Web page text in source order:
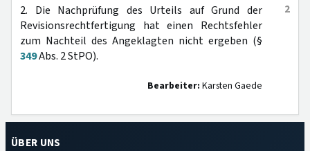
2
2. Die Nachprüfung des Urteils auf Grund der
Revisionsrechtfertigung hat einen Rechtsfehler
zum Nachteil des Angeklagten nicht ergeben (§
349Abs. 2 StPO).
Bearbeiter: Karsten Gaede
ÜBER UNS